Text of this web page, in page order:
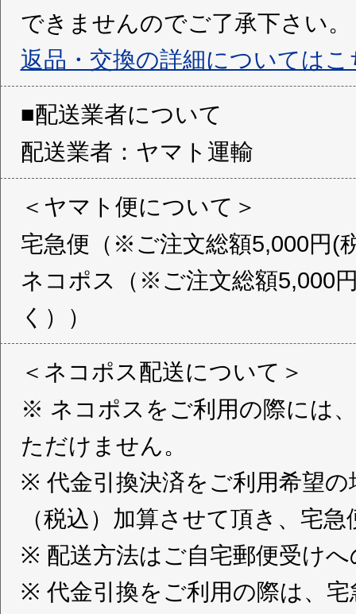
できませんのでご了承下さい。
返品・交換の詳細についてはこ
■配送業者について
配送業者：ヤマト運輸
＜ヤマト便について＞
宅急便（※ご注文総額5,000円(
ネコポス（※ご注文総額5,000
く））
＜ネコポス配送について＞
※ ネコポスをご利用の際には
ただけません。
※ 代金引換決済をご利用希望
（税込）加算させて頂き、宅
※ 配送方法はご自宅郵便受け
※ 代金引換をご利用の際は、